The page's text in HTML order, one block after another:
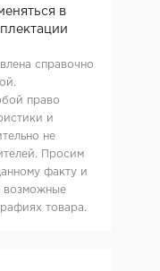
в
справочно
право
и
не
Просим
факту и
возможные
товара.